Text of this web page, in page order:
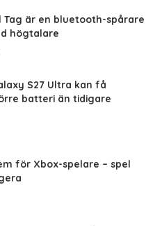
Tag är en bluetooth-spårare
högtalare
S27 Ultra kan få
batteri än tidigare
för Xbox-spelare – spel